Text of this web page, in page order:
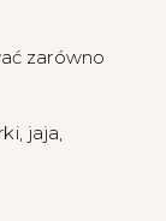
zarówno
jaja,